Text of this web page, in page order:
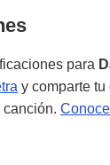
para
y comparte tu